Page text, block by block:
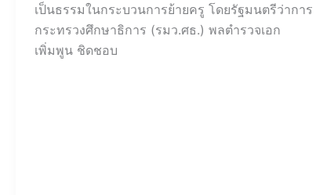
เป็นธรรมในกระบวนการย้ายครู โดยรัฐมนตรีว่าการ
กระทรวงศึกษาธิการ (รมว.ศธ.) พลตำรวจเอก
เพิ่มพูน ชิดชอบ